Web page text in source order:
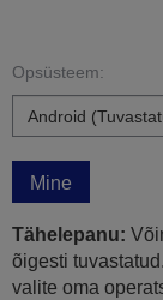
Opsüsteem:
Mine
Tähelepanu:
õigesti
valite oma